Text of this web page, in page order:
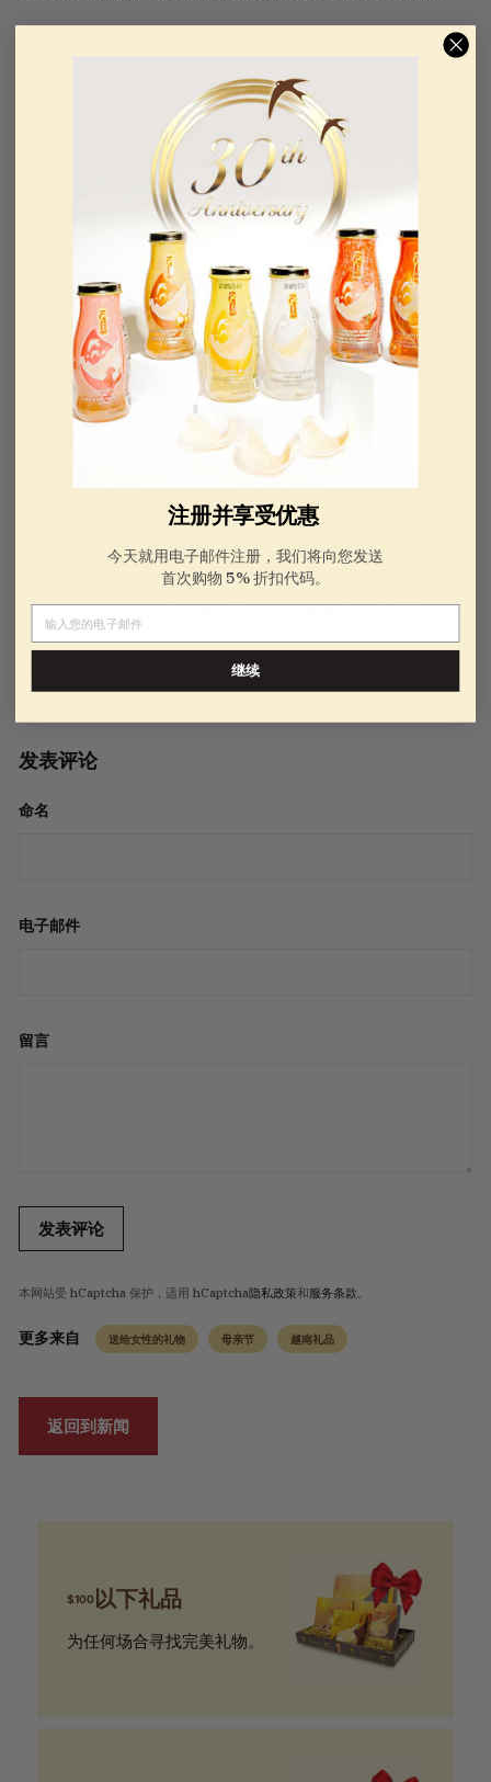
在母亲节为妈妈挑选礼物时，一定要考虑到她的个性，送
她一些能与她的越南传统价值观产生共鸣的礼物。无论您
要送妈妈一条丝巾、一套茶杯还是一个燕窝，都要牢记这
些礼物的象征意义。您的妈妈会感激您的努力，并珍视您
越南妈妈的送礼选择，请查看结算 金燕窝的礼品系列。有
许多 价格低于 150 美元和 低于 100 美元以及创建自己的
礼品篮的选项，您一定能找到让妈妈满意的礼物。
发表评论
命名
电子邮件
留言
发表评论
本网站受 hCaptcha 保护，适用 hCaptcha隐私政策和服务条款。
更多来自 送给女性的礼物 母亲节 越南礼品
返回到新闻
$100 以下礼品
为任何场合寻找完美礼物。
注册并享受优惠
今天就用电子邮件注册，我们将向您发送
首次购物 5% 折扣代码。
电子邮件
继续